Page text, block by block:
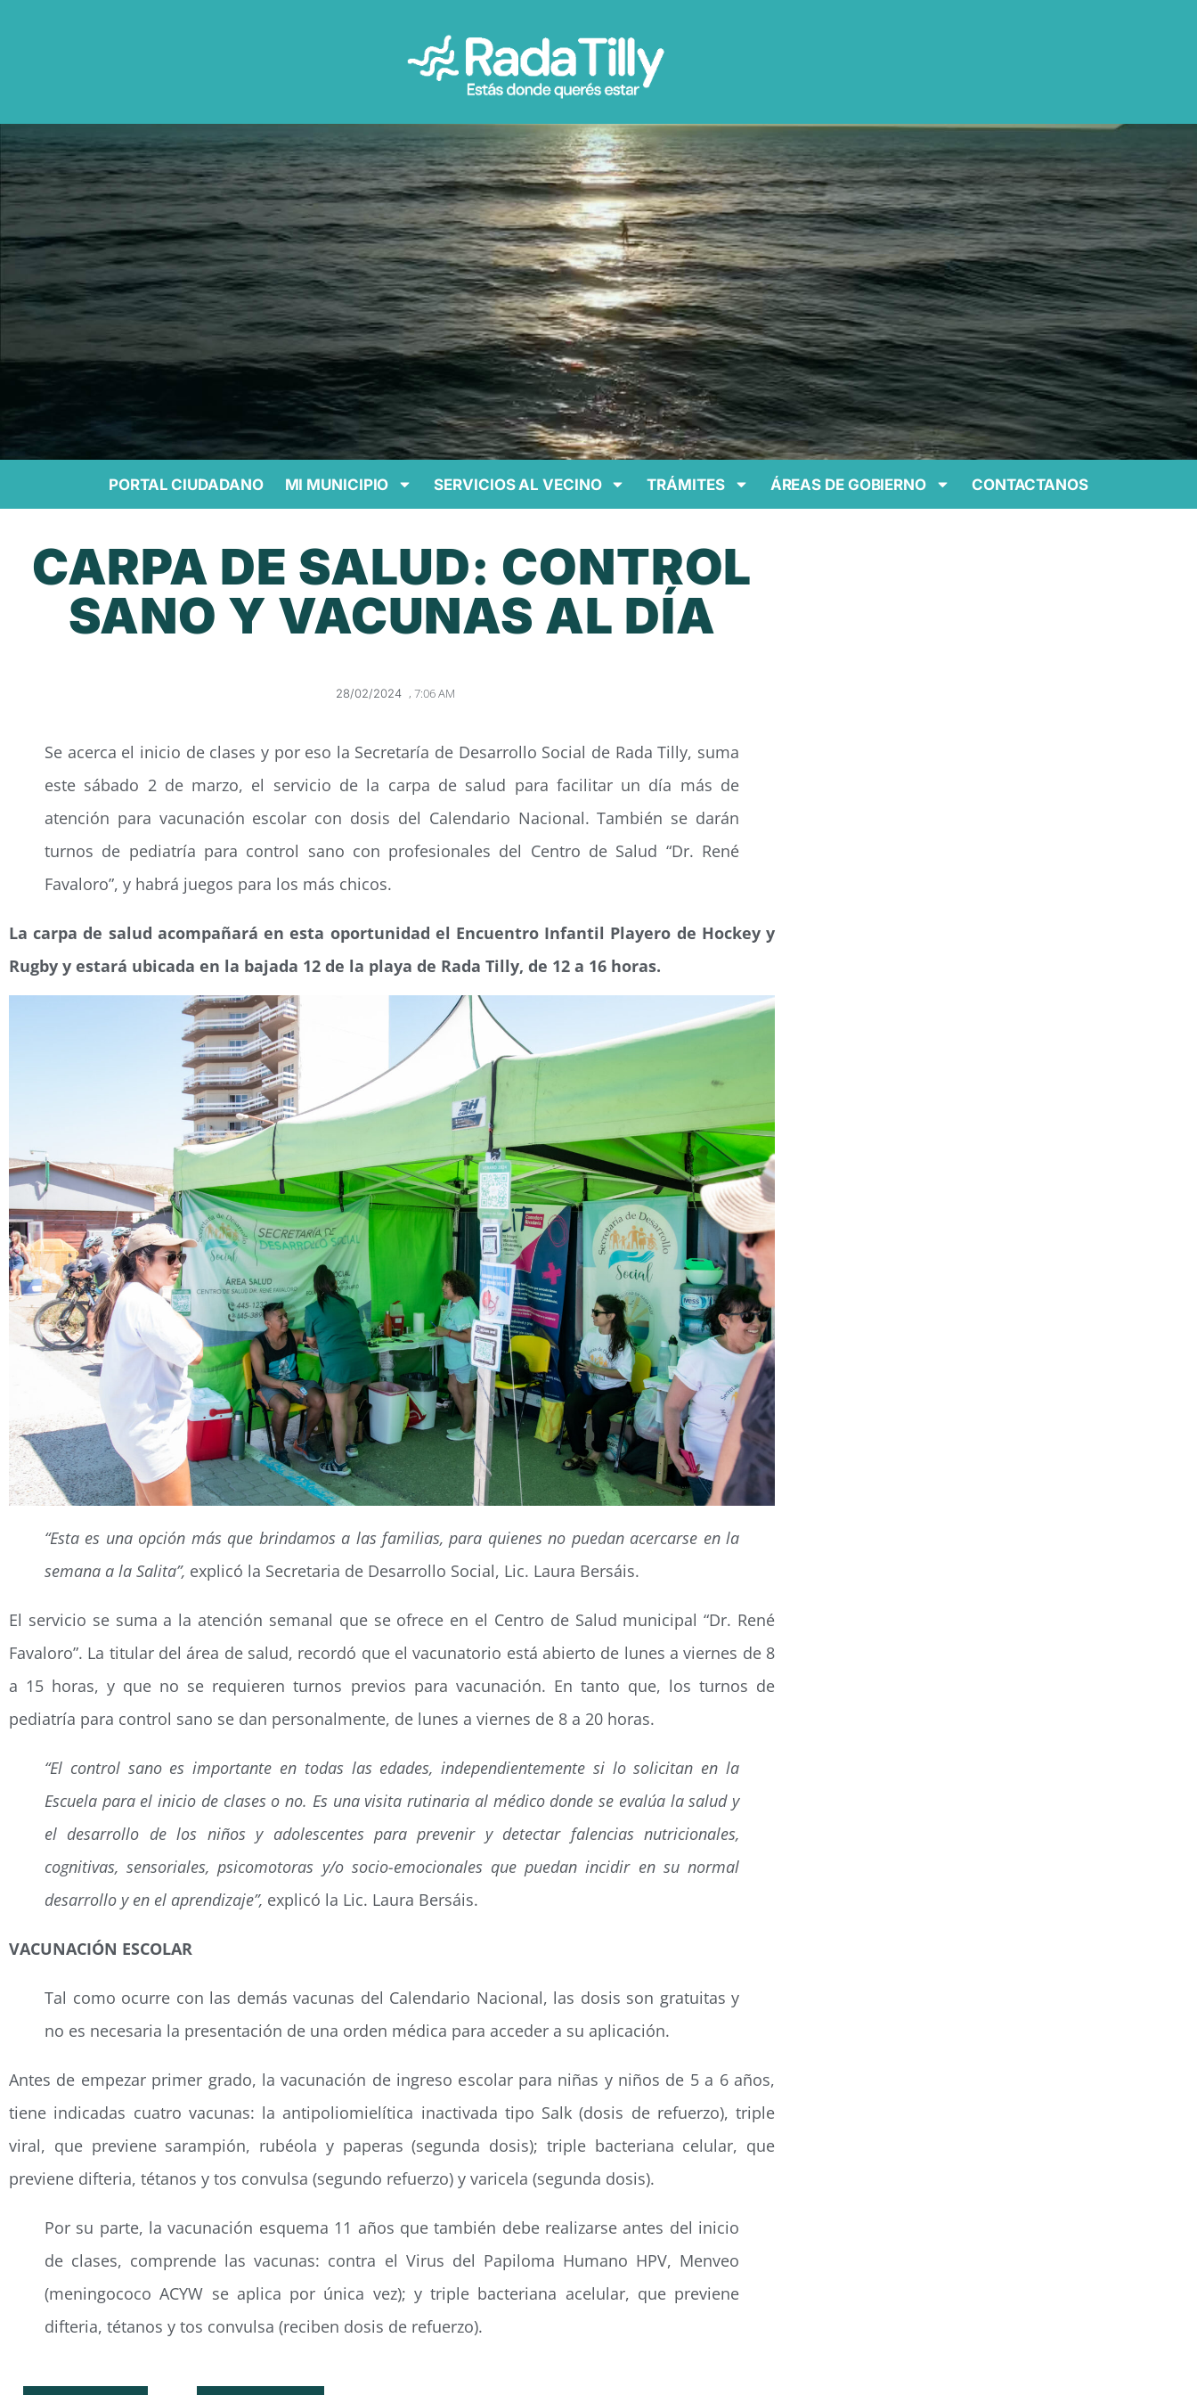
PORTAL CIUDADANO MI MUNICIPIO SERVICIOS AL VECINO TRÁMITES ÁREAS DE GOBIERNO CONTACTANOS
CARPA DE SALUD: CONTROL
SANO Y VACUNAS AL DÍA
28/02/2024 , 7:06 AM
Se acerca el inicio de clases y por eso la Secretaría de Desarrollo Social de Rada Tilly, suma
este sábado 2 de marzo, el servicio de la carpa de salud para facilitar un día más de
atención para vacunación escolar con dosis del Calendario Nacional. También se darán
turnos de pediatría para control sano con profesionales del Centro de Salud “Dr. René
Favaloro”, y habrá juegos para los más chicos.
La carpa de salud acompañará en esta oportunidad el Encuentro Infantil Playero de Hockey y
Rugby y estará ubicada en la bajada 12 de la playa de Rada Tilly, de 12 a 16 horas.
“Esta es una opción más que brindamos a las familias, para quienes no puedan acercarse en la
semana a la Salita”, explicó la Secretaria de Desarrollo Social, Lic. Laura Bersáis.
El servicio se suma a la atención semanal que se ofrece en el Centro de Salud municipal “Dr. René
Favaloro”. La titular del área de salud, recordó que el vacunatorio está abierto de lunes a viernes de 8
a 15 horas, y que no se requieren turnos previos para vacunación. En tanto que, los turnos de
pediatría para control sano se dan personalmente, de lunes a viernes de 8 a 20 horas.
“El control sano es importante en todas las edades, independientemente si lo solicitan en la
Escuela para el inicio de clases o no. Es una visita rutinaria al médico donde se evalúa la salud y
el desarrollo de los niños y adolescentes para prevenir y detectar falencias nutricionales,
cognitivas, sensoriales, psicomotoras y/o socio-emocionales que puedan incidir en su normal
desarrollo y en el aprendizaje”, explicó la Lic. Laura Bersáis.
VACUNACIÓN ESCOLAR
Tal como ocurre con las demás vacunas del Calendario Nacional, las dosis son gratuitas y
no es necesaria la presentación de una orden médica para acceder a su aplicación.
Antes de empezar primer grado, la vacunación de ingreso escolar para niñas y niños de 5 a 6 años,
tiene indicadas cuatro vacunas: la antipoliomielítica inactivada tipo Salk (dosis de refuerzo), triple
viral, que previene sarampión, rubéola y paperas (segunda dosis); triple bacteriana celular, que
previene difteria, tétanos y tos convulsa (segundo refuerzo) y varicela (segunda dosis).
Por su parte, la vacunación esquema 11 años que también debe realizarse antes del inicio
de clases, comprende las vacunas: contra el Virus del Papiloma Humano HPV, Menveo
(meningococo ACYW se aplica por única vez); y triple bacteriana acelular, que previene
difteria, tétanos y tos convulsa (reciben dosis de refuerzo).